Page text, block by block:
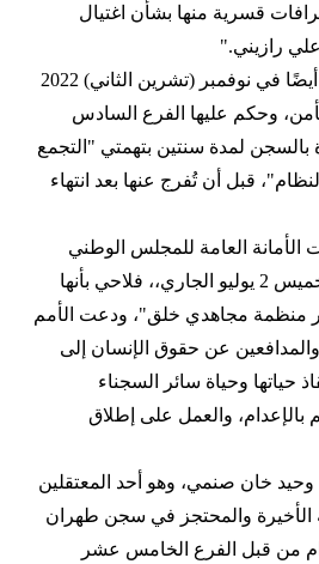
قسرية منها بشأن اغتيال
رازيني."
وكانت فلاحي قد اعتُقلت أيضًا في نوفمبر (تشرين الثاني) 2022
وحكم عليها الفرع السادس
لمدة سنتين بتهمتي "التجمع
قبل أن تُفرج عنها بعد انتهاء
العامة للمجلس الوطني
للمقاومة الإيرانية، يوم الخميس 2 يوليو الجاري،، فلاحي بأنها
منظمة مجاهدي خلق"، ودعت الأمم
والمدافعين عن حقوق الإنسان إلى
حياتها وحياة سائر السجناء
بالإعدام، والعمل على إطلاق
وحيد خان صنمي، وهو أحد المعتقلين
الأخيرة والمحتجز في سجن طهران
من قبل الفرع الخامس عشر